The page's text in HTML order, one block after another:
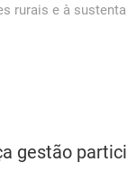
rurais e à
gestão